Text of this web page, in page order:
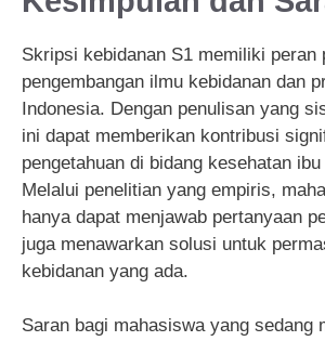
Skripsi kebidanan S1 memiliki peran
pengembangan ilmu kebidanan dan
Indonesia. Dengan penulisan yang
ini dapat memberikan kontribusi
pengetahuan di bidang kesehatan
Melalui penelitian yang empiris,
hanya dapat menjawab pertanyaan
juga menawarkan solusi untuk
kebidanan yang ada.
Saran bagi mahasiswa yang sedang